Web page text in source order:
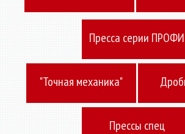
Пресcа серии ПРОФИ
"Точная механика"
Прессы спец